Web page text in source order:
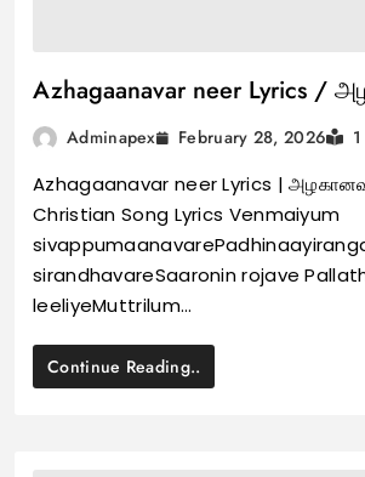
Azhagaanavar neer Lyrics /
Adminapex February 28, 2026
Azhagaanavar neer Lyrics |
Christian Song Lyrics Venmaiyum
sirandhavareSaaronin rojave
leeliyeMuttrilum…
Continue Reading..